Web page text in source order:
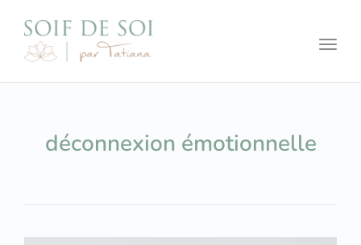
déconnexion émotionnelle